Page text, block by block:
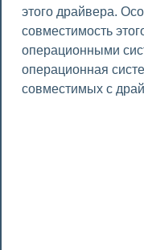
этого драйвера.
совместимость
операционными
операционная
совместимых с